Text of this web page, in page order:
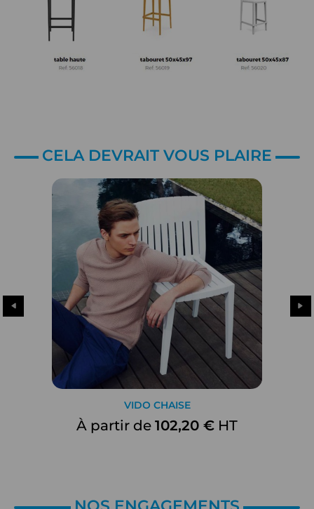
CELA DEVRAIT VOUS PLAIRE
VIDO CHAISE
À partir de 102,20 € HT